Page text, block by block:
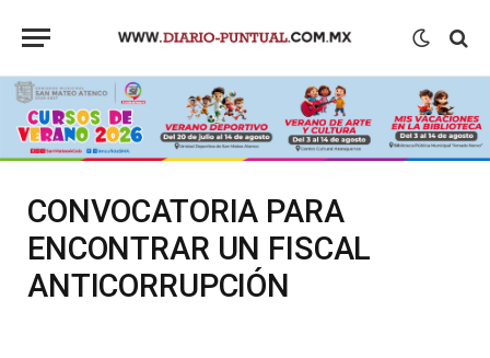
CONVOCATORIA PARA
ENCONTRAR UN FISCAL
ANTICORRUPCIÓN